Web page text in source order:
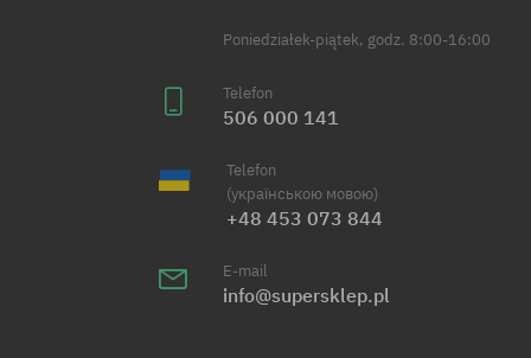
Poniedziałek-piątek, godz. 8:00-16:00
Telefon
506 000 141
Telefon
(українською мовою)
+48 453 073 844
E-mail
info@supersklep.pl